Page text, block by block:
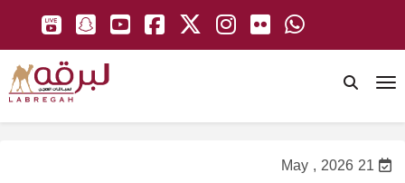
21 May , 2026